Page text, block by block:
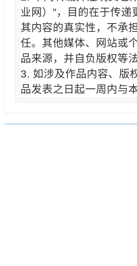
业网）”，目的在于传
其内容的真实性，不承
任。其他媒体、网站或
品来源，并自负版权等
3. 如涉及作品内容、版
品发表之日起一周内与